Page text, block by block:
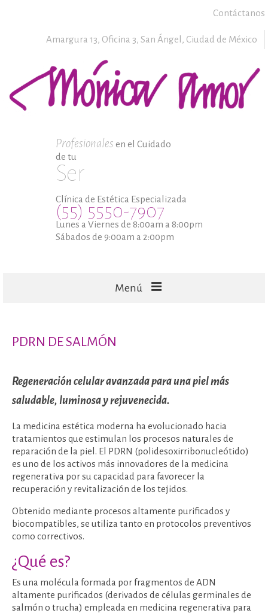
Contáctanos
Amargura 13, Oficina 3, San Ángel, Ciudad de México
Profesionales en el Cuidado
de tu
Ser
Clínica de Estética Especializada
(55) 5550-7907
Lunes a Viernes de 8:00am a 8:00pm
Sábados de 9:00am a 2:00pm
Menú
CORPORALES
TECNOLOGÍA
PDRN DE SALMÓN
Regeneración celular avanzada para una piel más
saludable, luminosa y rejuvenecida.
La medicina estética moderna ha evolucionado hacia
tratamientos que estimulan los procesos naturales de
reparación de la piel. El PDRN (polidesoxirribonucleótido)
es uno de los activos más innovadores de la medicina
regenerativa por su capacidad para favorecer la
recuperación y revitalización de los tejidos.
Obtenido mediante procesos altamente purificados y
biocompatibles, se utiliza tanto en protocolos preventivos
como correctivos.
¿Qué es?
Es una molécula formada por fragmentos de ADN
altamente purificados (derivados de células germinales de
salmón o trucha) empleada en medicina regenerativa para